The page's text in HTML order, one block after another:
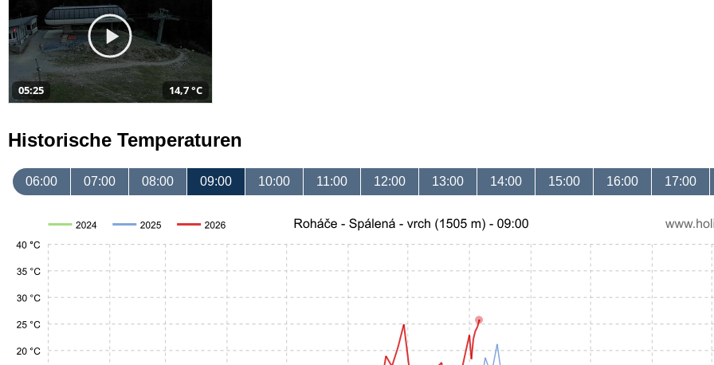
05:25 14,7 °C
Historische Temperaturen
06:00 07:00 08:00 09:00 10:00 11:00 12:00 13:00 14:00 15:00 16:00 17:00